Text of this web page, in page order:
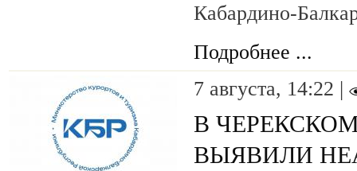
Кабардино-
Подробнее ...
7 августа, 14:22 |
В
ВЫЯВИЛИ